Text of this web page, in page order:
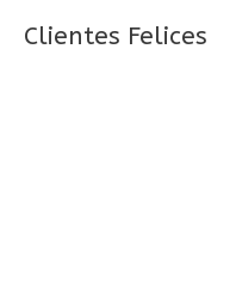
o
Clientes Felices